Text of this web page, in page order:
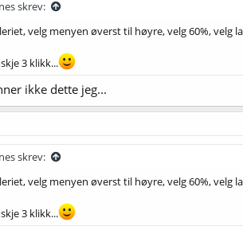
skrev:
velg menyen øverst til høyre, velg 60%, velg
3 klikk...
ikke dette jeg...
skrev:
velg menyen øverst til høyre, velg 60%, velg
3 klikk...